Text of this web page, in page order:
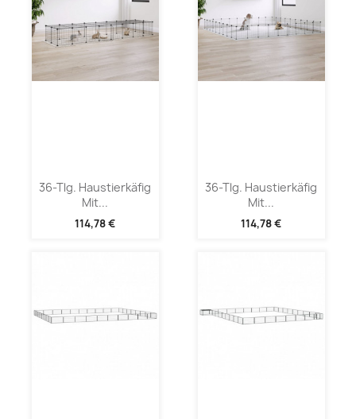
36-Tlg. Haustierkäfig
Mit...
114,78 €
36-Tlg. Haustierkäfig
Mit...
114,78 €